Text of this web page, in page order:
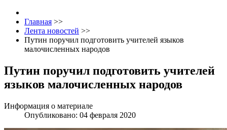
Главная >>
Лента новостей >>
Путин поручил подготовить учителей языков
малочисленных народов
Путин поручил подготовить учителей
языков малочисленных народов
Информация о материале
Опубликовано: 04 февраля 2020